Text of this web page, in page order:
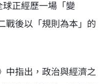
球正經歷一場「變
戰後以「規則為本」的
中指出，政治與經濟之